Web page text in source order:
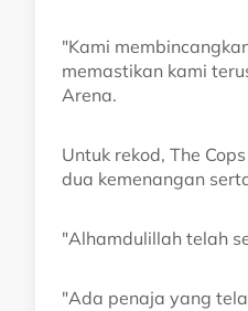
"Kami
memastikan kami
Arena.
Untuk rekod, The
dua kemenangan
"Alhamdulillah telah
"Ada penaja yang